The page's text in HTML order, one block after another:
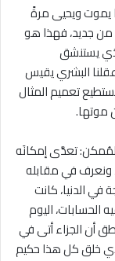
يموت ويحيى مرةً
من جديد، فهذا هو
يستنشق
البشري يقيس
تعميم المثال
موتها.
تعدَّى إمكانَه
ونعرف في مقابله
في الدنيا، كانت
الحسابات، اليوم
أن الجزاء أتى في
خلق كل هذا حكيم